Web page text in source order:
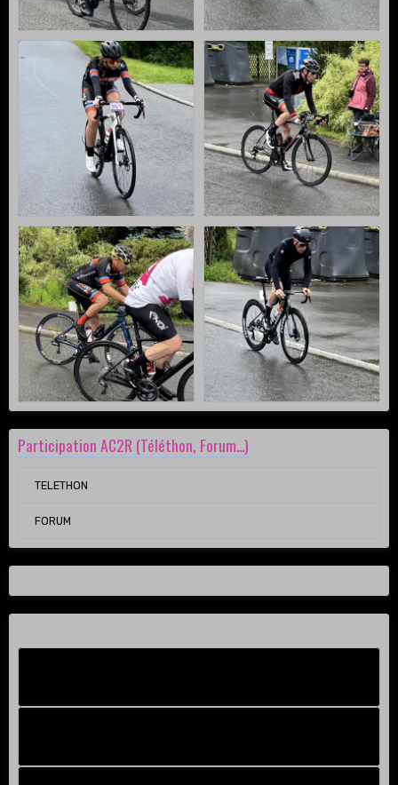
Participation AC2R (Téléthon, Forum...)
TELETHON
FORUM